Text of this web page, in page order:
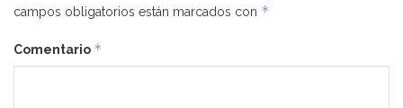
campos obligatorios están marcados con *
Comentario *